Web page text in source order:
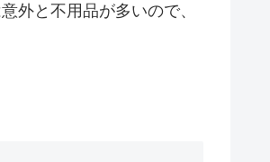
外と不用品が多いので、